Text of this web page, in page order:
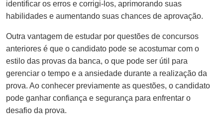
identificar os erros e corrigi-los, aprimorando suas
habilidades e aumentando suas chances de aprovação.
Outra vantagem de estudar por questões de concursos
anteriores é que o candidato pode se acostumar com o
estilo das provas da banca, o que pode ser útil para
gerenciar o tempo e a ansiedade durante a realização da
prova. Ao conhecer previamente as questões, o candidato
pode ganhar confiança e segurança para enfrentar o
desafio da prova.